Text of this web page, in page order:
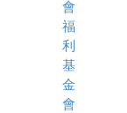
會
福
利
基
金
會